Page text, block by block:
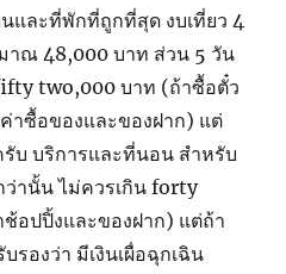
และที่พักที่ถูกที่สุด งบเที่ยว 4
าณ 48,000 บาท ส่วน 5 วัน
two,000 บาท (ถ้าซื้อตั๋ว
าซื้อของและของฝาก) แต่
รับ บริการและที่นอน สำหรับ
านั้น ไม่ควรเกิน forty
อปปิ้งและของฝาก) แต่ถ้า
รองว่า มีเงินเผื่อฉุกเฉิน